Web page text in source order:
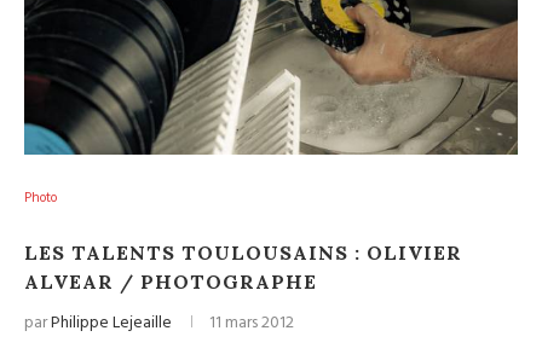
Photo
LES TALENTS TOULOUSAINS : OLIVIER
ALVEAR / PHOTOGRAPHE
parPhilippe Lejeaille 11 mars 2012